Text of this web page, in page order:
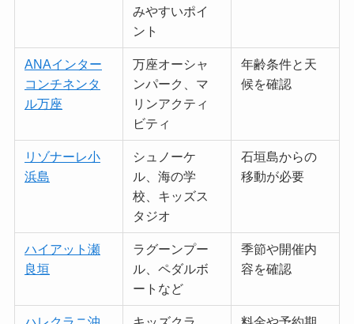
みやすいポイ
ント
ANAインター
コンチネンタ
ル万座
万座オーシャ
ンパーク、マ
リンアクティ
ビティ
年齢条件と天
候を確認
リゾナーレ小
浜島
シュノーケ
ル、海の学
校、キッズス
タジオ
石垣島からの
移動が必要
ハイアット瀬
良垣
ラグーンプー
ル、ペダルボ
ートなど
季節や開催内
容を確認